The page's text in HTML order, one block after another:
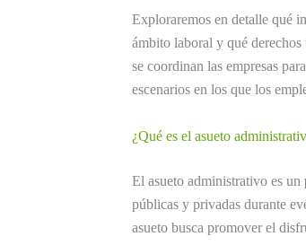
Exploraremos en detalle qué
ámbito laboral y qué
se coordinan las empresas
escenarios en los que los
¿Qué es el asueto
El asueto administrativo es un
públicas y privadas durante
asueto busca promover el